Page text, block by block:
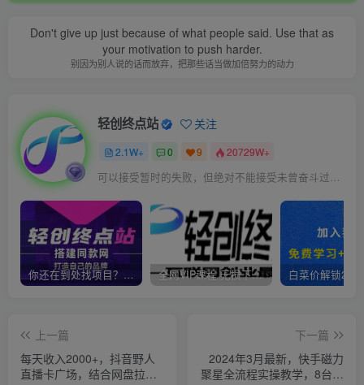
Don't give up just because of what people said. Use that as
your motivation to push harder.
别因为别人说的话而放弃，把那些话当做加倍努力的动力
轻创终点站 关注
2.1W+ 0 9 20729W+
可以接受暂时的失败，但绝对不能接受未曾奋斗过的自己
你还在到处找项目？还在当韭菜？我靠卖项目一个月收入5万+，曾经我也是个失败者。 全网VIP课程 无损下载~
上一篇
每天收入2000+，抖音野人
直播卡广场，结合网盘拉
下一篇
2024年3月最新，快手磁力
聚星全流程实操教学，8台手